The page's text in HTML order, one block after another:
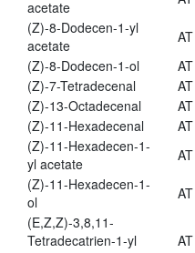
acetate
(Z)-8-Dodecen-1-yl
acetate
AT
(Z)-8-Dodecen-1-ol
AT
(Z)-7-Tetradecenal
AT
(Z)-13-Octadecenal
AT
(Z)-11-Hexadecenal
AT
(Z)-11-Hexadecen-1-
yl acetate
AT
(Z)-11-Hexadecen-1-
ol
AT
(E,Z,Z)-3,8,11-
Tetradecatrien-1-yl
AT